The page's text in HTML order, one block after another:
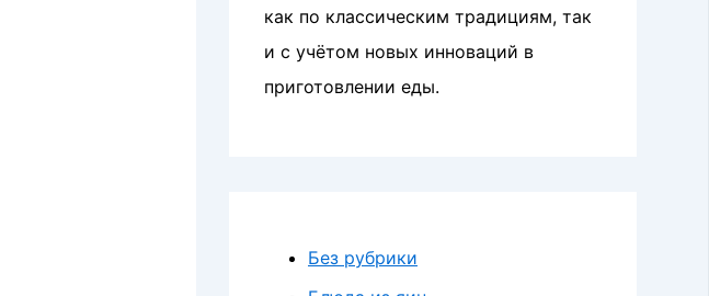
как по классическим традициям, так
и с учётом новых инноваций в
приготовлении еды.
Без рубрики